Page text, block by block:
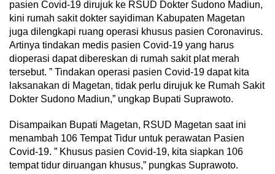
pasien Covid-19 dirujuk ke RSUD Dokter Sudono Madiun,
kini rumah sakit dokter sayidiman Kabupaten Magetan
juga dilengkapi ruang operasi khusus pasien Coronavirus.
Artinya tindakan medis pasien Covid-19 yang harus
dioperasi dapat dibereskan di rumah sakit plat merah
tersebut. ” Tindakan operasi pasien Covid-19 dapat kita
laksanakan di Magetan, tidak perlu dirujuk ke Rumah Sakit
Dokter Sudono Madiun,” ungkap Bupati Suprawoto.
Disampaikan Bupati Magetan, RSUD Magetan saat ini
menambah 106 Tempat Tidur untuk perawatan Pasien
Covid-19. ” Khusus pasien Covid-19, kita siapkan 106
tempat tidur diruangan khusus,” pungkas Suprawoto.